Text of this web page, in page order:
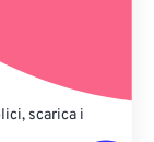
scarica i